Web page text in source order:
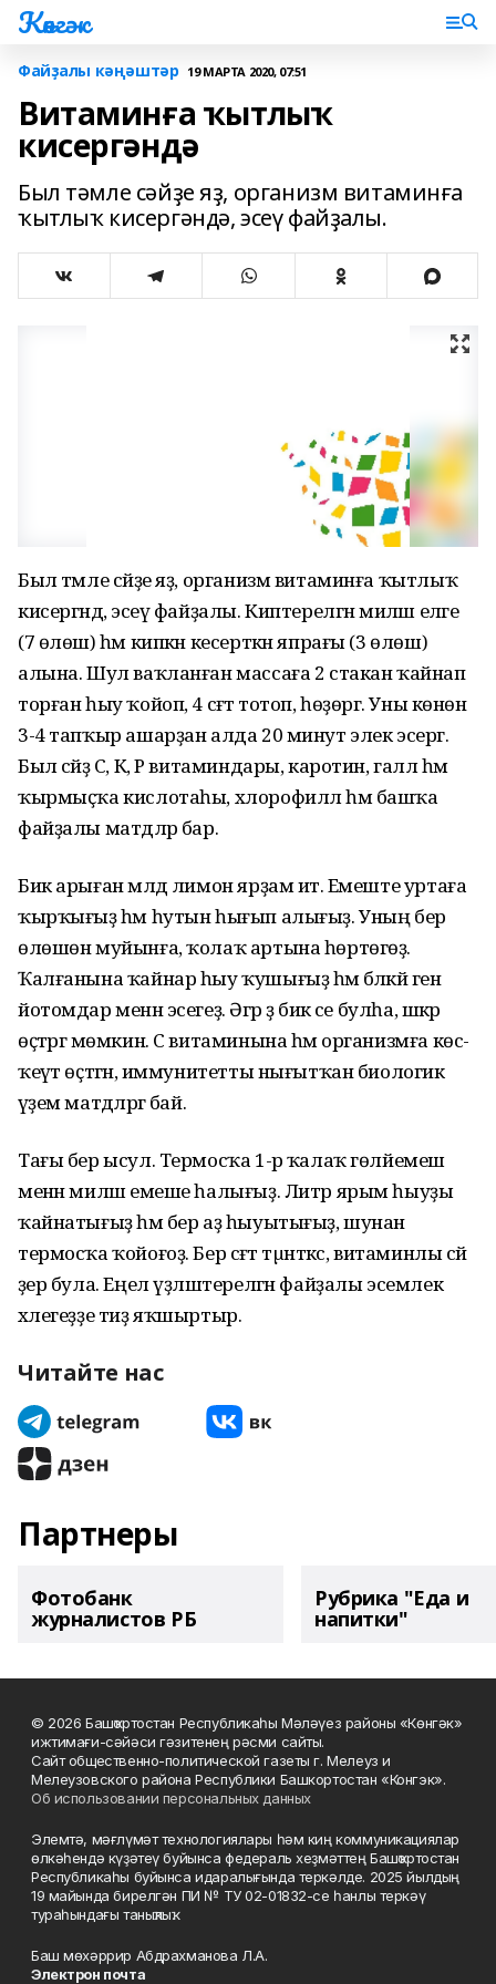
Көнгәк
Файҙалы кәңәштәр 19 МАРТА 2020, 07:51
Витаминға ҡытлыҡ
кисергәндә
Был тәмле сәйҙе яҙ, организм витаминға
ҡытлыҡ кисергәндә, эсеү файҙалы.
Был тәмле сәйҙе яҙ, организм витаминға ҡытлыҡ
кисергәндә, эсеү файҙалы. Киптерелгән миләш еләге
(7 өлөш) һәм кипкән кесерткән япрағы (3 өлөш)
алына. Шул ваҡланған массаға 2 стакан ҡайнап
торған һыу ҡойоп, 4 сәғәт тотоп, һөҙөргә. Уны көнөнә
3-4 тапҡыр ашарҙан алда 20 минут элек эсергә.
Был сәйҙә С, К, Р витаминдары, каротин, галл һәм
ҡырмыҫҡа кислотаһы, хлорофилл һәм башҡа
файҙалы матдәләр бар.
Бик арыған мәлдә лимон ярҙам итә. Емеште уртаға
ҡырҡығыҙ һәм һутын һығып алығыҙ. Уның бер
өлөшөн муйынға, ҡолаҡ артына һөртөгөҙ.
Ҡалғанына ҡайнар һыу ҡушығыҙ һәм бәләкәй генә
йотомдар менән эсегеҙ. Әгәр ҙә бик әсе булһа, шәкәр
өҫтәргә мөмкин. С витаминына һәм организмға көс-
ҡеүәт өҫтәгән, иммунитетты нығытҡан биологик
әүҙем матдәләргә бай.
Тағы бер ысул. Термосҡа 1-әр ҡалаҡ гөлйемеш
менән миләш емеше һалығыҙ. Литр ярым һыуҙы
ҡайнатығыҙ һәм бер аҙ һыуытығыҙ, шунан
термосҡа ҡойоғоҙ. Бер сәғәт тµнәткәс, витаминлы сәй
әҙер була. Еңел үҙләштерелгән файҙалы эсемлек
хәлегеҙҙе тиҙ яҡшыртыр.
Читайте нас
Партнеры
Фотобанк
журналистов РБ
Рубрика "Еда и
напитки"
© 2026 Башҡортостан Республикаһы Мәләүез районы «Көнгәк»
ижтимағи-сәйәси гәзитенең рәсми сайты.
Сайт общественно-политической газеты г. Мелеуз и
Мелеузовского района Республики Башкортостан «Конгэк».
Об использовании персональных данных
Элемтә, мәғлүмәт технологиялары һәм киң коммуникациялар
өлкәһендә күҙәтеү буйынса федераль хеҙмәттең Башҡортостан
Республикаһы буйынса идаралығында теркәлде. 2025 йылдың
19 майында бирелгән ПИ № ТУ 02-01832-се һанлы теркәү
тураһындағы таныҡлыҡ.
Баш мөхәррир Абдрахманова Л.А.
Электрон почта